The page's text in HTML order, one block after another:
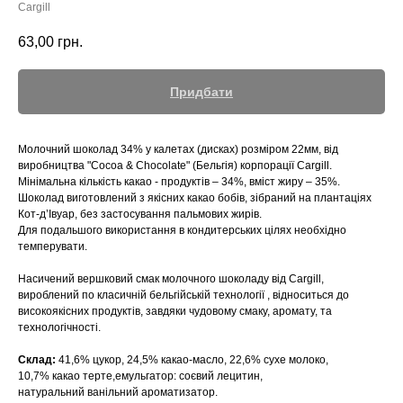
Сargill
63,00 грн.
Придбати
Молочний шоколад 34% у калетах (дисках) розміром 22мм, від
виробництва "Cocoa & Chocolate" (Бельгія) корпорації Cargill.
Мінімальна кількість какао - продуктів – 34%, вміст жиру – 35%.
Шоколад виготовлений з якісних какао бобів, зібраний на плантаціях
Кот-д’Івуар, без застосування пальмових жирів.
Для подальшого використання в кондитерських цілях необхідно
темперувати.
Насичений вершковий смак молочного шоколаду від Cargill,
вироблений по класичній бельгійській технології , відноситься до
високоякісних продуктів, завдяки чудовому смаку, аромату, та
технологічності.
Склад: 41,6% цукор, 24,5% какао-масло, 22,6% сухе молоко,
10,7% какао терте,емульгатор: соєвий лецитин,
натуральний ванільний ароматизатор.